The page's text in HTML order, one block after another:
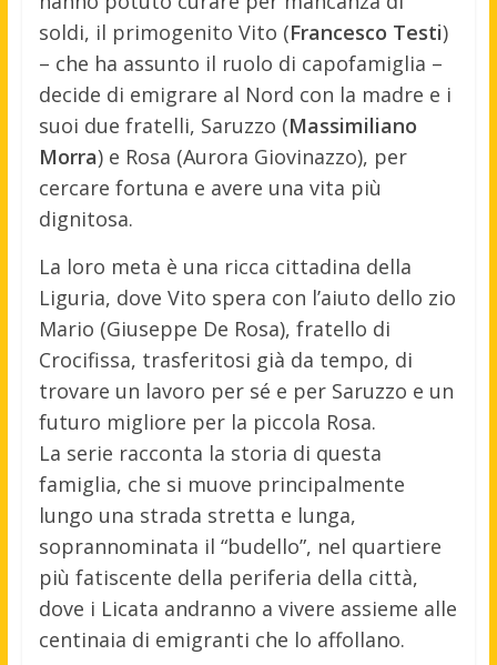
soldi, il primogenito Vito (Francesco Testi)
– che ha assunto il ruolo di capofamiglia –
decide di emigrare al Nord con la madre e i
suoi due fratelli, Saruzzo (Massimiliano
Morra) e Rosa (Aurora Giovinazzo), per
cercare fortuna e avere una vita più
dignitosa.
La loro meta è una ricca cittadina della
Liguria, dove Vito spera con l’aiuto dello zio
Mario (Giuseppe De Rosa), fratello di
Crocifissa, trasferitosi già da tempo, di
trovare un lavoro per sé e per Saruzzo e un
futuro migliore per la piccola Rosa.
La serie racconta la storia di questa
famiglia, che si muove principalmente
lungo una strada stretta e lunga,
soprannominata il “budello”, nel quartiere
più fatiscente della periferia della città,
dove i Licata andranno a vivere assieme alle
centinaia di emigranti che lo affollano.